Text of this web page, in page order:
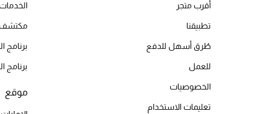
أقرب متجر
تطبيقنا
طُرق أسهل للدفع
للعمل
الخصوصيات
تعليمات الاستخدام
مكتشف
برنامج
برنامج
موقع